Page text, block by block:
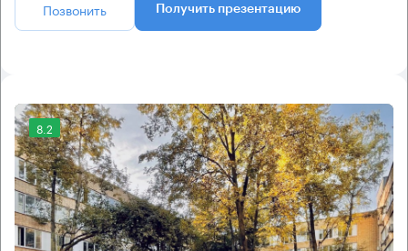
Позвонить Получить презентацию
8.2